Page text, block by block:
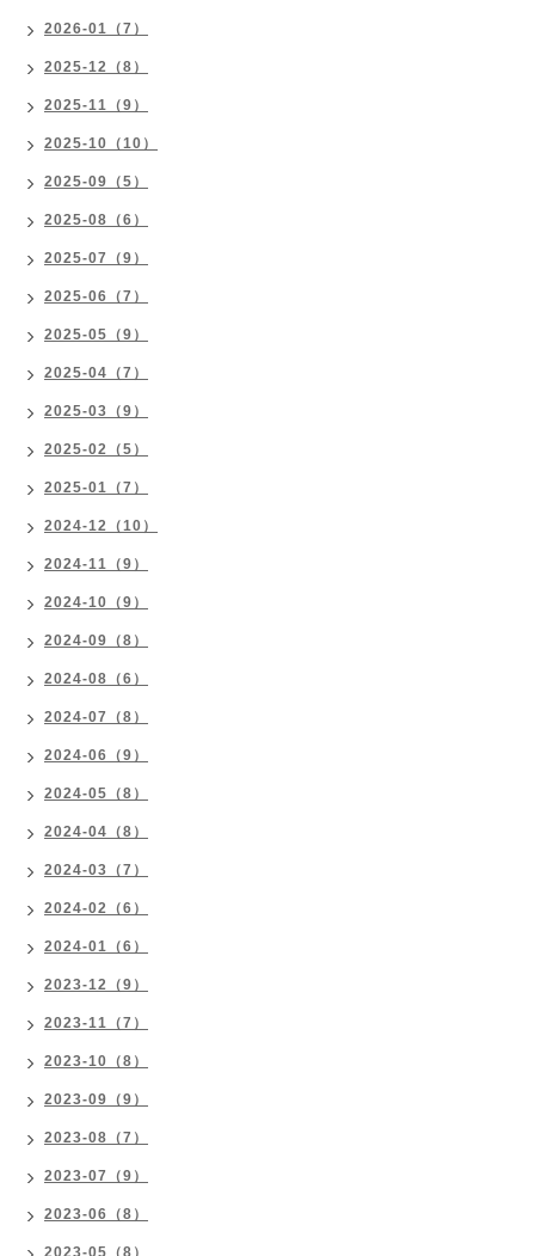
2026-01（7）
2025-12（8）
2025-11（9）
2025-10（10）
2025-09（5）
2025-08（6）
2025-07（9）
2025-06（7）
2025-05（9）
2025-04（7）
2025-03（9）
2025-02（5）
2025-01（7）
2024-12（10）
2024-11（9）
2024-10（9）
2024-09（8）
2024-08（6）
2024-07（8）
2024-06（9）
2024-05（8）
2024-04（8）
2024-03（7）
2024-02（6）
2024-01（6）
2023-12（9）
2023-11（7）
2023-10（8）
2023-09（9）
2023-08（7）
2023-07（9）
2023-06（8）
2023-05（8）